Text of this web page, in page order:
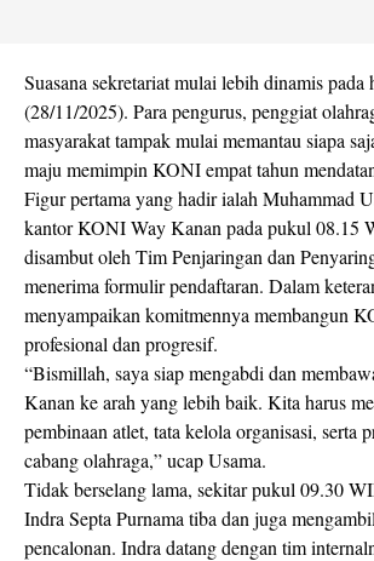
Suasana sekretariat mulai lebih dinamis pada
(28/11/2025). Para pengurus, penggiat
masyarakat tampak mulai memantau siapa
maju memimpin KONI empat tahun
Figur pertama yang hadir ialah Muhammad
kantor KONI Way Kanan pada pukul 08.15
disambut oleh Tim Penjaringan dan
menerima formulir pendaftaran. Dalam
menyampaikan komitmennya membangun
profesional dan progresif.
“Bismillah, saya siap mengabdi dan
Kanan ke arah yang lebih baik. Kita harus
pembinaan atlet, tata kelola organisasi, serta
cabang olahraga,” ucap Usama.
Tidak berselang lama, sekitar pukul 09.30
Indra Septa Purnama tiba dan juga
pencalonan. Indra datang dengan tim